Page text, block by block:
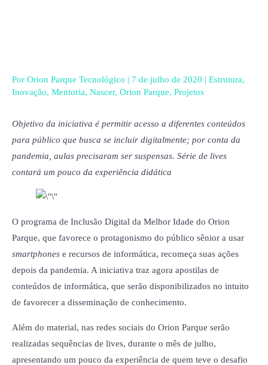
Por Orion Parque Tecnológico | 7 de julho de 2020 | Estrutura,
Inovação, Mentoria, Nascer, Orion Parque, Projetos
Objetivo da iniciativa é permitir acesso a diferentes conteúdos
para público que busca se incluir digitalmente; por conta da
pandemia, aulas precisaram ser suspensas. Série de lives
contará um pouco da experiência didática
O programa de Inclusão Digital da Melhor Idade do Orion
Parque, que favorece o protagonismo do público sênior a usar
smartphones e recursos de informática, recomeça suas ações
depois da pandemia. A iniciativa traz agora apostilas de
conteúdos de informática, que serão disponibilizados no intuito
de favorecer a disseminação de conhecimento.
Além do material, nas redes sociais do Orion Parque serão
realizadas sequências de lives, durante o mês de julho,
apresentando um pouco da experiência de quem teve o desafio